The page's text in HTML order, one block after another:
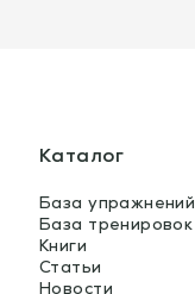
Каталог
База упражнений
База тренировок
Книги
Статьи
Новости